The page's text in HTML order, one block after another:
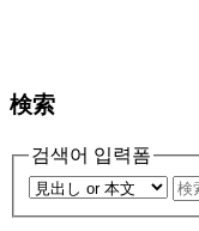
検索
검색어 입력폼